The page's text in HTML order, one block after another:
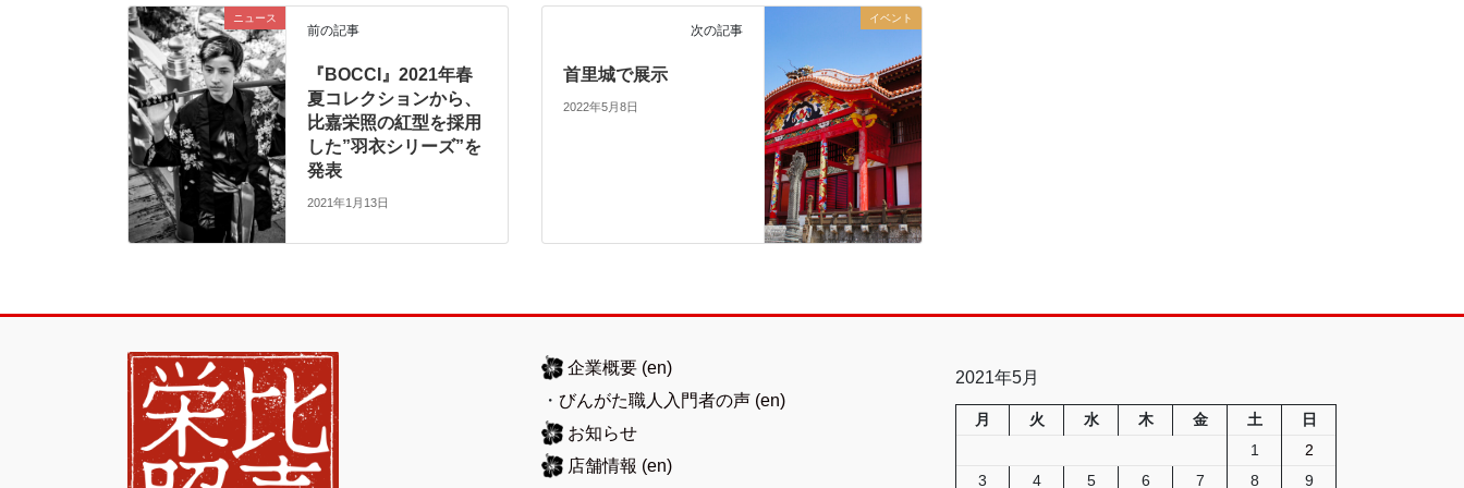
ニュース
前の記事
『BOCCI』2021年春
夏コレクションから、
比嘉栄照の紅型を採用
した”羽衣シリーズ”を
発表
2021年1月13日
イベント
次の記事
首里城で展示
2022年5月8日
企業概要 (en)
・ びんがた職人入門者の声 (en)
お知らせ
店舗情報 (en)
2021年5月
月 火 水 木 金 土
日
1
2
3
4 5 6 7 8 9